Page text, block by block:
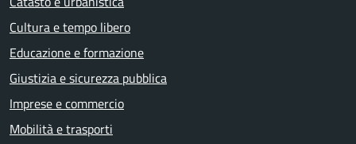
Cultura e tempo libero
Educazione e formazione
Giustizia e sicurezza pubblica
Imprese e commercio
Mobilità e trasporti